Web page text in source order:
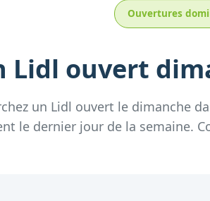
Ouvertures
Lidl ouvert
un Lidl ouvert le dimanche
le dernier jour de la semaine.